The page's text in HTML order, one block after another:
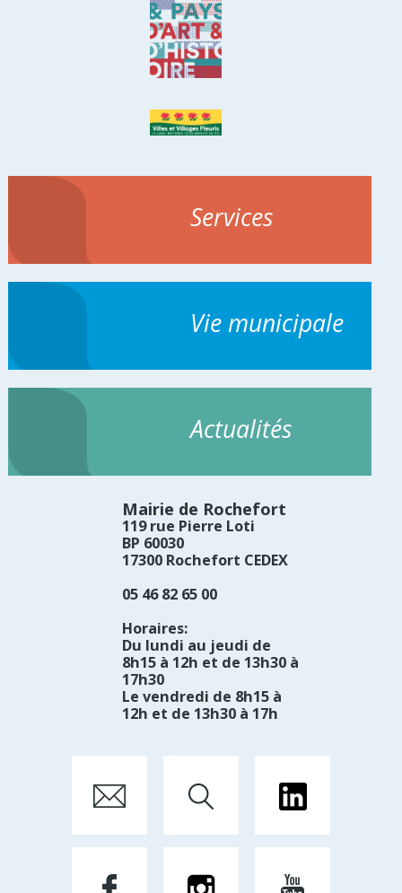
Services
Vie municipale
Actualités
Mairie de Rochefort
119 rue Pierre Loti
BP 60030
17300 Rochefort CEDEX
05 46 82 65 00
Horaires:
Du lundi au jeudi de
8h15 à 12h et de 13h30 à
17h30
Le vendredi de 8h15 à
12h et de 13h30 à 17h